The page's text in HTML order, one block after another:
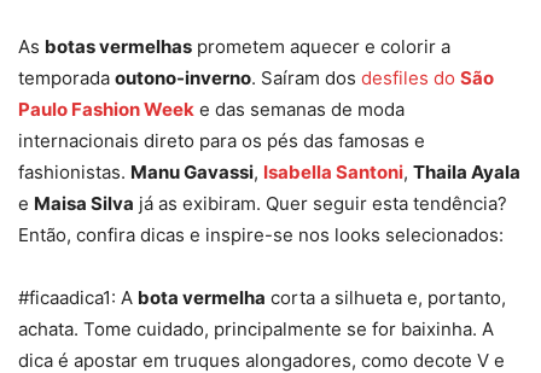
As botas vermelhas prometem aquecer e colorir a
temporada outono-inverno. Saíram dos desfiles do São
Paulo Fashion Week e das semanas de moda
internacionais direto para os pés das famosas e
fashionistas. Manu Gavassi, Isabella Santoni, Thaila Ayala
e Maisa Silva já as exibiram. Quer seguir esta tendência?
Então, confira dicas e inspire-se nos looks selecionados:
#ficaadica1: A bota vermelha corta a silhueta e, portanto,
achata. Tome cuidado, principalmente se for baixinha. A
dica é apostar em truques alongadores, como decote V e